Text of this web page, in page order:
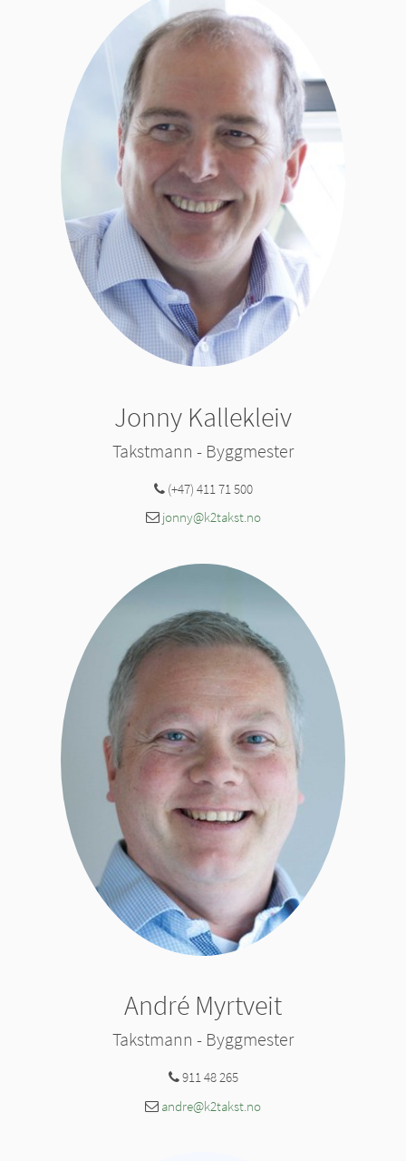
Jonny Kallekleiv
Takstmann - Byggmester
(+47) 411 71 500
jonny@k2takst.no
André Myrtveit
Takstmann - Byggmester
911 48 265
andre@k2takst.no